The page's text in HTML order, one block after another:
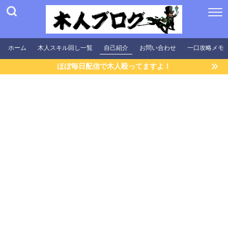
ホーム 木人スキル回し一覧 自己紹介 お問い合わせ 一口攻略メモ
ほぼ毎日配信で木人殴ってますよ！